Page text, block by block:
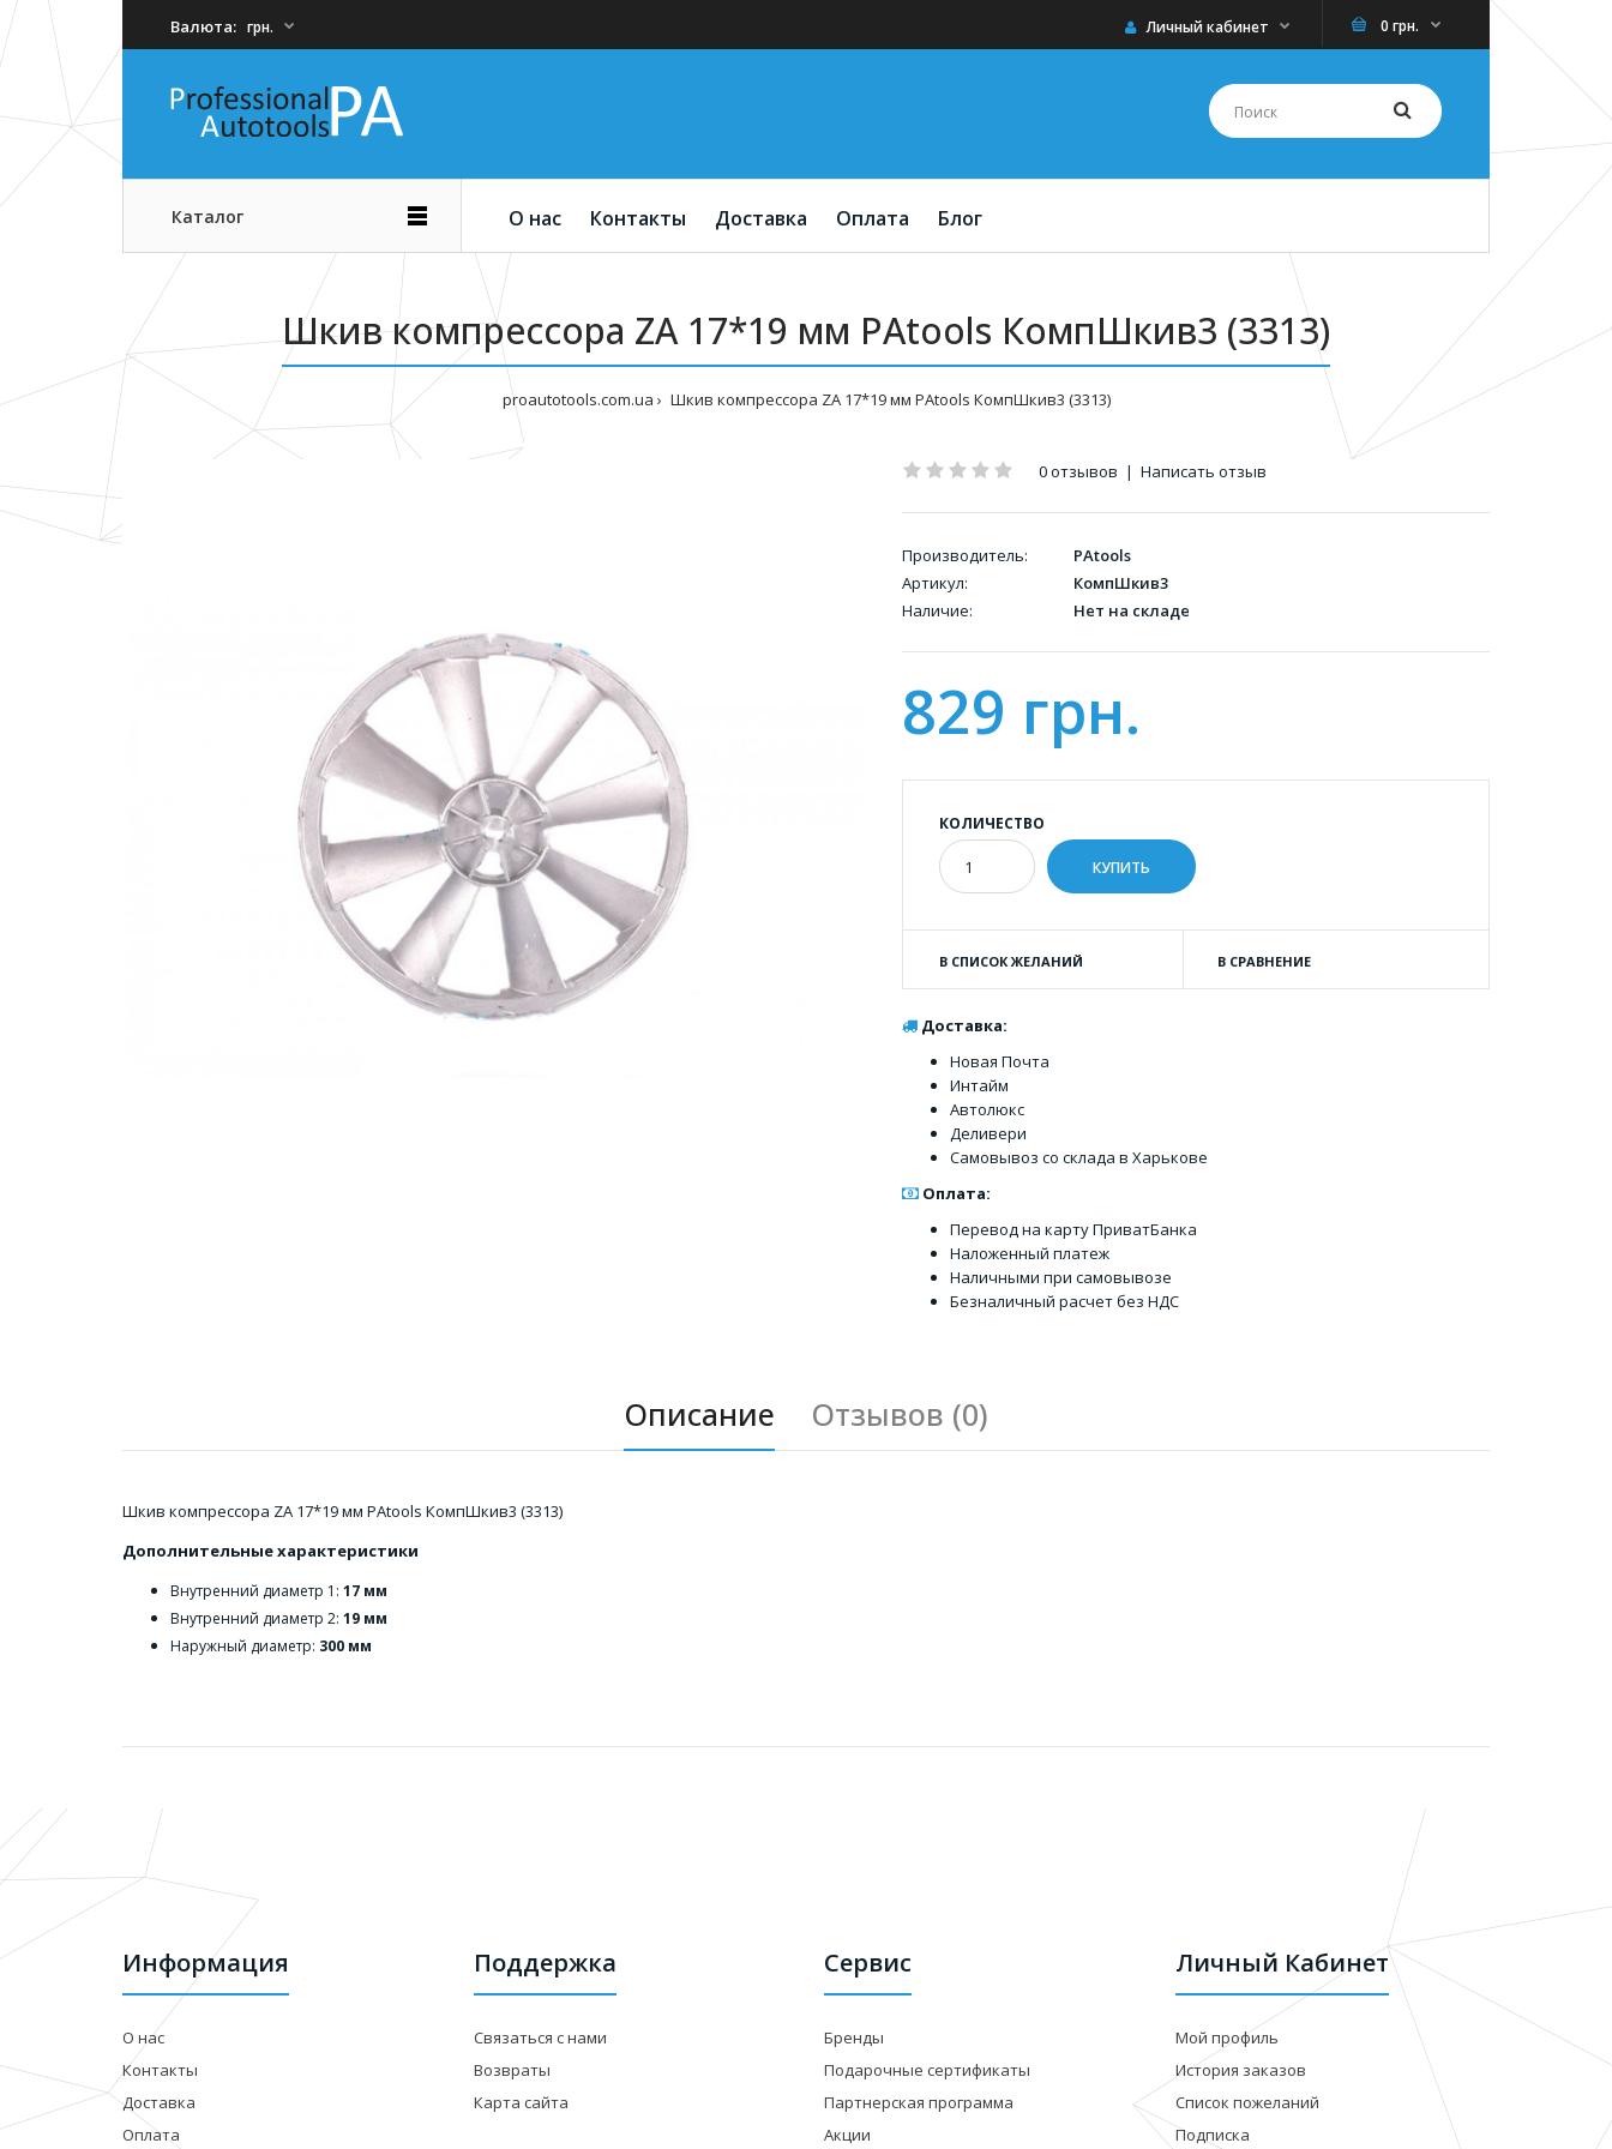
0 грн.
Личный кабинет
Валюта: грн.
Каталог О нас Контакты Доставка Оплата Блог
Шкив компрессора ZA 17*19 мм PAtools КомпШкив3 (3313)
proautotools.com.ua Шкив компрессора ZA 17*19 мм PAtools КомпШкив3 (3313)
0 отзывов | Написать отзыв
Производитель:
PAtools
Артикул:
КомпШкив3
Наличие:
Нет на складе
829 грн.
КОЛИЧЕСТВО
В СПИСОК ЖЕЛАНИЙ В СРАВНЕНИЕ
Доставка:
Новая Почта
Интайм
Автолюкс
Деливери
Самовывоз со склада в Харькове
Оплата:
Перевод на карту ПриватБанка
Наложенный платеж
Наличными при самовывозе
Безналичный расчет без НДС
Описание Отзывов (0)
Шкив компрессора ZA 17*19 мм PAtools КомпШкив3 (3313)
Дополнительные характеристики
Внутренний диаметр 1: 17 мм
Внутренний диаметр 2: 19 мм
Наружный диаметр: 300 мм
Информация
О нас
Контакты
Доставка
Оплата
Поддержка
Связаться с нами
Возвраты
Карта сайта
Сервис
Бренды
Подарочные сертификаты
Партнерская программа
Акции
Личный Кабинет
Мой профиль
История заказов
Список пожеланий
Подписка